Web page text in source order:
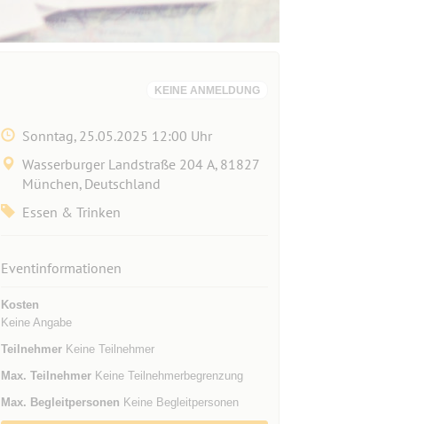
KEINE ANMELDUNG
Sonntag, 25.05.2025 12:00 Uhr
Wasserburger Landstraße 204 A, 81827
München, Deutschland
Essen & Trinken
Eventinformationen
Kosten
Keine Angabe
TeilnehmerKeine Teilnehmer
Max. TeilnehmerKeine Teilnehmerbegrenzung
Max. Begleitpersonen Keine Begleitpersonen